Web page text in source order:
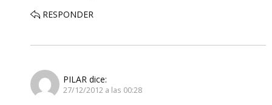
RESPONDER
PILAR dice:
27/12/2012 a las 00:28